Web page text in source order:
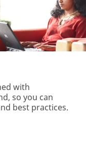
with
so you can
best practices.